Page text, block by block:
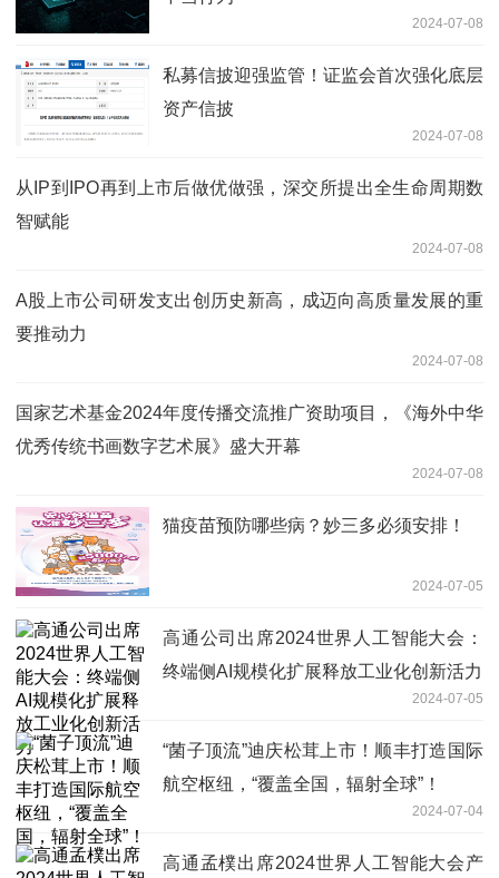
2024-07-08
私募信披迎强监管！证监会首次强化底层
资产信披
2024-07-08
从IP到IPO再到上市后做优做强，深交所提出全生命周期数
智赋能
2024-07-08
A股上市公司研发支出创历史新高，成迈向高质量发展的重
要推动力
2024-07-08
国家艺术基金2024年度传播交流推广资助项目，《海外中华
优秀传统书画数字艺术展》盛大开幕
2024-07-08
猫疫苗预防哪些病？妙三多必须安排！
2024-07-05
高通公司出席2024世界人工智能大会：
终端侧AI规模化扩展释放工业化创新活力
2024-07-05
“菌子顶流”迪庆松茸上市！顺丰打造国际
航空枢纽，“覆盖全国，辐射全球”！
2024-07-04
高通孟樸出席2024世界人工智能大会产